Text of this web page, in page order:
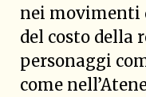
nei movimenti
del costo della
personaggi
come